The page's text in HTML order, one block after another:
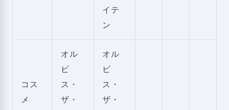
イテ
ン
コス
メ
オル
ビ
ス・
ザ・
オル
ビ
ス・
ザ・